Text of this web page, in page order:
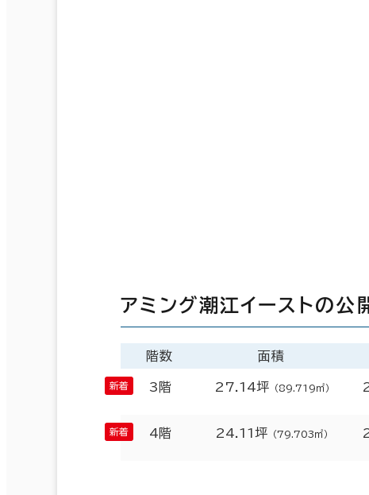
アミング潮江イーストの公
階数 面積
3階 27.14坪 （89.719㎡）
4階 24.11坪 （79.703㎡）